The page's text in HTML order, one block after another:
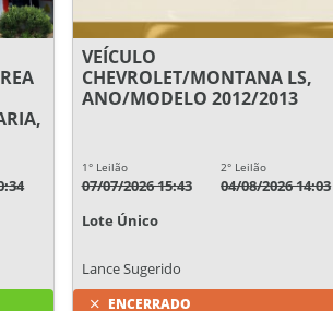
VEÍCULO
CHEVROLET/MONTANA LS,
ANO/MODELO 2012/2013
1° Leilão
07/07/2026 15:43
2° Leilão
04/08/2026 14:03
Lote Único
Lance Sugerido
ENCERRADO